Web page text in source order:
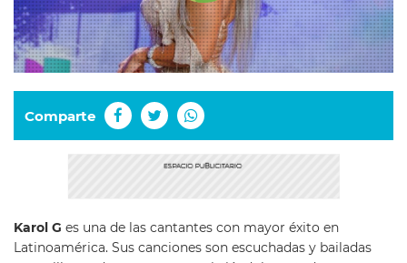
Comparte
Karol G es una de las cantantes con mayor éxito en
Latinoamérica. Sus canciones son escuchadas y bailadas